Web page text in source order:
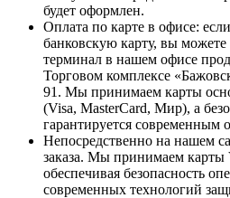
будет оформлен.
Оплата по карте в офисе:
банковскую карту, вы можете
терминал в нашем офисе
Торговом комплексе
91. Мы принимаем карты
(Visa, MasterCard, Мир), а
гарантируется современным
Непосредственно на нашем
заказа. Мы принимаем карты
обеспечивая безопасность
современных технологий